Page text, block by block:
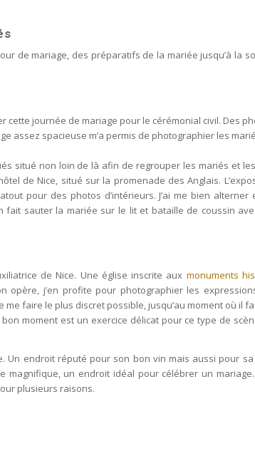
de mariage, des préparatifs de la mariée jusqu’à la
cette journée de mariage pour le cérémonial civil. Des
assez spacieuse m’a permis de photographier les
situé non loin de là afin de regrouper les mariés et
de Nice, situé sur la promenade des Anglais.
pour des photos d’intérieurs. J’ai me bien alterner
sauter la mariée sur le lit et bataille de coussin
de Nice. Une église inscrite aux monuments
opère, j’en profite pour photographier les
faire le plus discret possible, jusqu’au moment où il
moment est un exercice délicat pour ce type de
Un endroit réputé pour son bon vin mais aussi pour
un endroit idéal pour célébrer un mariage.
plusieurs raisons.